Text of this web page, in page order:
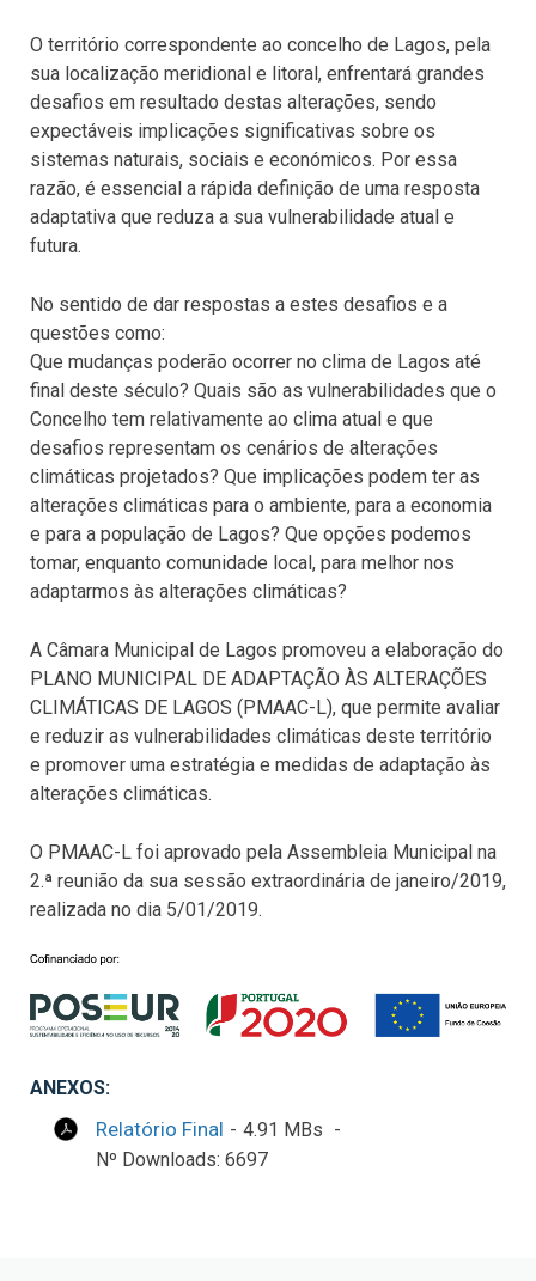
O território correspondente ao concelho de Lagos, pela
sua localização meridional e litoral, enfrentará grandes
desafios em resultado destas alterações, sendo
expectáveis implicações significativas sobre os
sistemas naturais, sociais e económicos. Por essa
razão, é essencial a rápida definição de uma resposta
adaptativa que reduza a sua vulnerabilidade atual e
futura.
No sentido de dar respostas a estes desafios e a
questões como:
Que mudanças poderão ocorrer no clima de Lagos até
final deste século? Quais são as vulnerabilidades que o
Concelho tem relativamente ao clima atual e que
desafios representam os cenários de alterações
climáticas projetados? Que implicações podem ter as
alterações climáticas para o ambiente, para a economia
e para a população de Lagos? Que opções podemos
tomar, enquanto comunidade local, para melhor nos
adaptarmos às alterações climáticas?
A Câmara Municipal de Lagos promoveu a elaboração do
PLANO MUNICIPAL DE ADAPTAÇÃO ÀS ALTERAÇÕES
CLIMÁTICAS DE LAGOS (PMAAC-L), que permite avaliar
e reduzir as vulnerabilidades climáticas deste território
e promover uma estratégia e medidas de adaptação às
alterações climáticas.
O PMAAC-L foi aprovado pela Assembleia Municipal na
2.ª reunião da sua sessão extraordinária de janeiro/2019,
realizada no dia 5/01/2019.
ANEXOS:
Relatório Final
4.91 MBs
Nº Downloads: 6697